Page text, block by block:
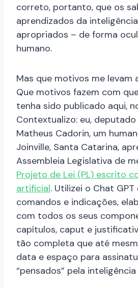
correto, portanto, que os
aprendizados da
apropriados – de forma
humano.
Mas que motivos me levam
Que motivos fazem com
tenha sido publicado aqui,
Contextualizo: eu,
Matheus Cadorin, um
Joinville, Santa Catarina,
Assembleia Legislativa de
Projeto de Lei (PL) escrito
artificial. Utilizei o Chat
comandos e indicações,
com todos os seus
capítulos, caput e
tão completa que até
data e espaço para
“pensados” pela